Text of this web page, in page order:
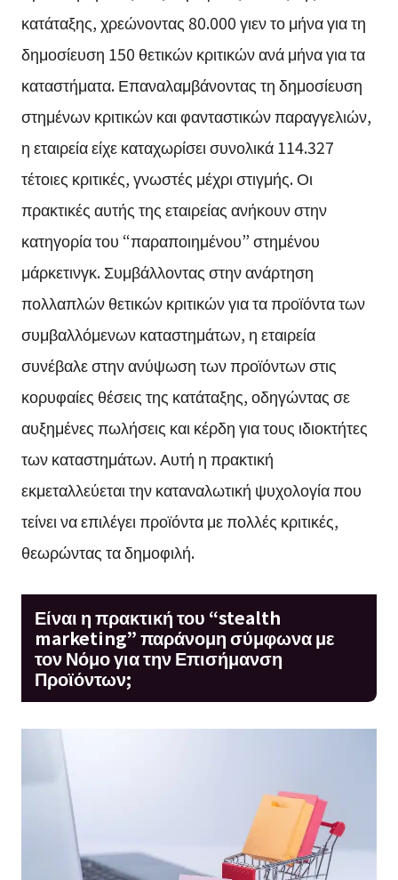
κατάταξης, χρεώνοντας 80.000 γιεν το μήνα για τη
δημοσίευση 150 θετικών κριτικών ανά μήνα για τα
καταστήματα. Επαναλαμβάνοντας τη δημοσίευση
στημένων κριτικών και φανταστικών παραγγελιών,
η εταιρεία είχε καταχωρίσει συνολικά 114.327
τέτοιες κριτικές, γνωστές μέχρι στιγμής. Οι
πρακτικές αυτής της εταιρείας ανήκουν στην
κατηγορία του “παραποιημένου” στημένου
μάρκετινγκ. Συμβάλλοντας στην ανάρτηση
πολλαπλών θετικών κριτικών για τα προϊόντα των
συμβαλλόμενων καταστημάτων, η εταιρεία
συνέβαλε στην ανύψωση των προϊόντων στις
κορυφαίες θέσεις της κατάταξης, οδηγώντας σε
αυξημένες πωλήσεις και κέρδη για τους ιδιοκτήτες
των καταστημάτων. Αυτή η πρακτική
εκμεταλλεύεται την καταναλωτική ψυχολογία που
τείνει να επιλέγει προϊόντα με πολλές κριτικές,
θεωρώντας τα δημοφιλή.
Είναι η πρακτική του “stealth
marketing” παράνομη σύμφωνα με
τον Νόμο για την Επισήμανση
Προϊόντων;